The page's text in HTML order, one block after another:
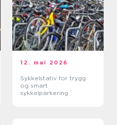
12. mai 2026
Sykkelstativ for trygg
og smart
sykkelparkering